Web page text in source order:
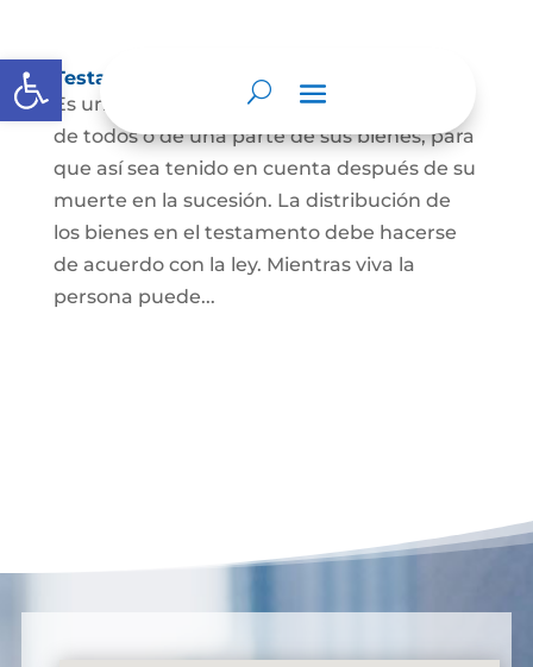
Abrir barra de herramientas
Testamento
Es un acto por el cual una persona dispone
de todos o de una parte de sus bienes, para
que así sea tenido en cuenta después de su
muerte en la sucesión. La distribución de
los bienes en el testamento debe hacerse
de acuerdo con la ley. Mientras viva la
persona puede...